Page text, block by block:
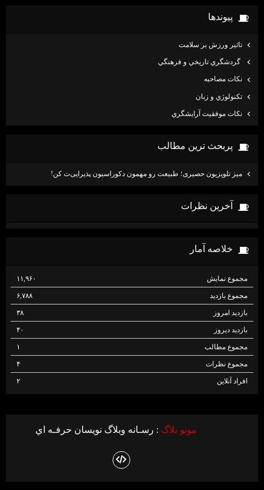
پيوندها
تاثير ورزش بر سلامت
گردشگري تاريخي و فرهنگي
نكات مصاحبه
تكنولوژي و زبان
نكات موفقيت آرايشگري
پربحث ترين مطالب
میز تلویزیون حصیری؛ طبیعت رو مهمون دکوراسیون پذیرایی‌ت کن!
آخرين نظرات
خلاصه آمار
مجموع نمایش‌ ۱۱,۹۶۰
مجموع بازدید ۶,۷۸۸
بازدید امروز ۳۸
بازدید دیروز ۴۰
مجموع مطالب ۱
مجموع نظرات ۴
افراد آنلاین ۲
مونو بلاگ : رسـانه وبلاگ نويسان حرفـه اي